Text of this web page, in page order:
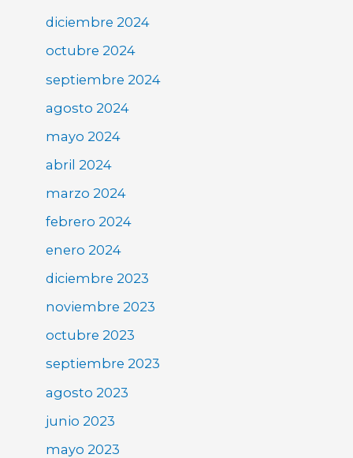
diciembre 2024
octubre 2024
septiembre 2024
agosto 2024
mayo 2024
abril 2024
marzo 2024
febrero 2024
enero 2024
diciembre 2023
noviembre 2023
octubre 2023
septiembre 2023
agosto 2023
junio 2023
mayo 2023